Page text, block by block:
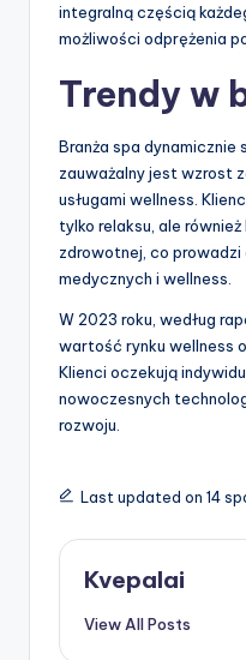
integralną częścią
możliwości odprężenia
Trendy w
Branża spa
zauważalny jest wzrost
usługami wellness.
tylko relaksu, ale
zdrowotnej, co
medycznych i wellness.
W 2023 roku, według
wartość rynku wellness
Klienci oczekują
nowoczesnych
rozwoju.
Last updated on 14
Kvepalai
View All Posts